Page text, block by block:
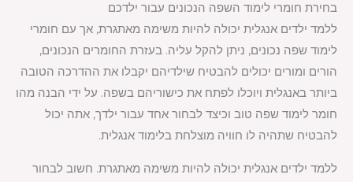
בחירת חומרי לימוד השפה הנכונים עבור ילדכם
ללמד ילדים אנגלית יכולה להיות משימה מאתגרת, אך עם חומרי
לימוד שפה נכונים, ניתן להקל עליה. בעזרת החומרים הנכונים,
הורים ומורים יכולים להבטיח שילדיהם יקבלו את ההדרכה הטובה
ביותר באנגלית ויוכלו לפתח את כישוריהם בשפה. על ידי הבנה מהו
חומר לימוד שפה טוב וכיצד לבחור אחד עבור ילדך, אתה יכול
להבטיח שתהיה לו חוויה מוצלחת בלימוד אנגלית.
ללמד ילדים אנגלית יכולה להיות משימה מאתגרת. חשוב לבחור